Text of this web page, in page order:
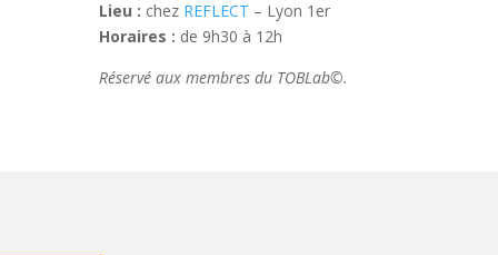
Lieu : chez REFLECT – Lyon 1er
Horaires : de 9h30 à 12h
Réservé aux membres du TOBLab©.